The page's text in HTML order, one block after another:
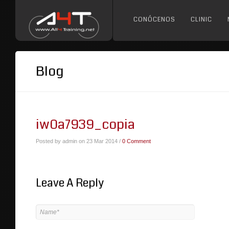
CONÓCENOS CLINIC
Blog
iw0a7939_copia
Posted by admin on 23 Mar 2014 / 0 Comment
Leave A Reply